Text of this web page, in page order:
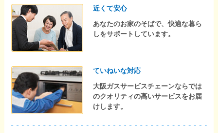
近くて安心
あなたのお家のそばで、快適な暮ら
しをサポートしています。
ていねいな対応
大阪ガスサービスチェーンならでは
のクオリティの高いサービスをお届
けします。